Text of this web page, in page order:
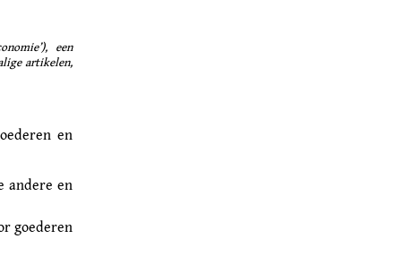
een
artikelen,
en
andere en
goederen